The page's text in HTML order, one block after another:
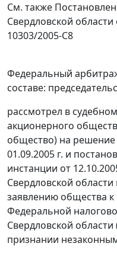
См. также
Свердловской области
10303/2005-С8
Федеральный
составе:
рассмотрел в
акционерного
общество) на решение
01.09.2005 г. и
инстанции от
Свердловской
заявлению общества
Федеральной
Свердловской
признании